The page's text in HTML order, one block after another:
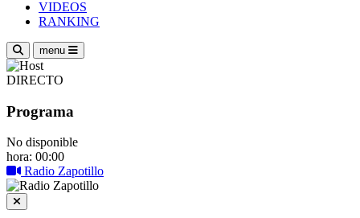
VIDEOS
RANKING
menu
DIRECTO
Programa
No disponible
hora: 00:00
Radio Zapotillo